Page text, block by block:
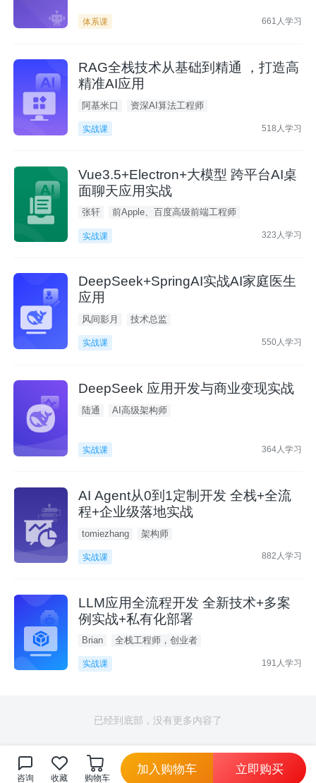
时代抢手人才，多领域灵活就业
体系课 661人学习
RAG全栈技术从基础到精通 ，打造高
精准AI应用
阿基米口 资深AI算法工程师
实战课 518人学习
Vue3.5+Electron+大模型 跨平台AI桌
面聊天应用实战
张轩 前Apple、百度高级前端工程师
实战课 323人学习
DeepSeek+SpringAI实战AI家庭医生
应用
风间影月 技术总监
实战课 550人学习
DeepSeek 应用开发与商业变现实战
陆通 AI高级架构师
实战课 364人学习
AI Agent从0到1定制开发 全栈+全流
程+企业级落地实战
tomiezhang 架构师
实战课 882人学习
LLM应用全流程开发 全新技术+多案
例实战+私有化部署
Brian 全栈工程师，创业者
实战课 191人学习
已经到底部，没有更多内容了
咨询 收藏 购物车
加入购物车 立即购买